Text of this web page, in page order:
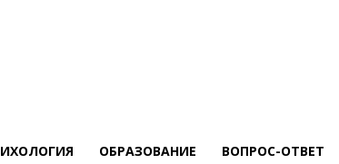
ОБРАЗОВАНИЕ ВОПРОС-ОТВЕТ